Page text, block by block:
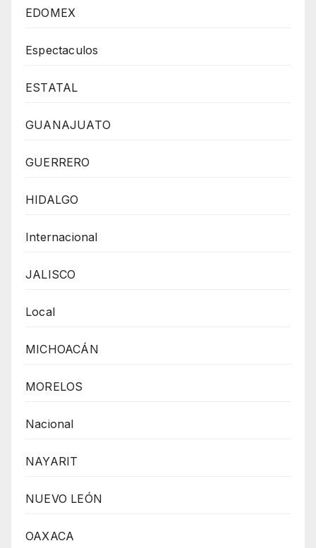
EDOMEX
Espectaculos
ESTATAL
GUANAJUATO
GUERRERO
HIDALGO
Internacional
JALISCO
Local
MICHOACÁN
MORELOS
Nacional
NAYARIT
NUEVO LEÓN
OAXACA